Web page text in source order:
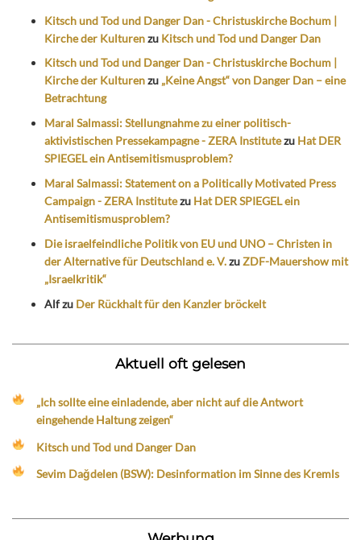
Kitsch und Tod und Danger Dan - Christuskirche Bochum |
Kirche der Kulturenzu Kitsch und Tod und Danger Dan
Kitsch und Tod und Danger Dan - Christuskirche Bochum |
Kirche der Kulturenzu „Keine Angst“ von Danger Dan – eine
Betrachtung
Maral Salmassi: Stellungnahme zu einer politisch-
aktivistischen Pressekampagne - ZERA Institutezu Hat DER
SPIEGEL ein Antisemitismusproblem?
Maral Salmassi: Statement on a Politically Motivated Press
Campaign - ZERA Institutezu Hat DER SPIEGEL ein
Antisemitismusproblem?
Die israelfeindliche Politik von EU und UNO – Christen in
der Alternative für Deutschland e. V.zuZDF-Mauershow mit
„Israelkritik“
Alfzu Der Rückhalt für den Kanzler bröckelt
Aktuell oft gelesen
„Ich sollte eine einladende, aber nicht auf die Antwort
eingehende Haltung zeigen“
Kitsch und Tod und Danger Dan
Sevim Dağdelen (BSW): Desinformation im Sinne des Kremls